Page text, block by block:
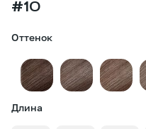
#10
Оттенок
Длина